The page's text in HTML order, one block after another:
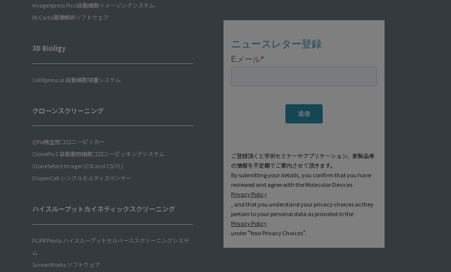
ImageXpress Pico自動細胞イメージングシステム
IN Carta画像解析ソフトウェア
3D Bioligy
CellXpress.ai 自動細胞培養システム
クローンスクリーニング
QPix微生物コロニーピッカー
ClonePix 2 自動動物細胞コロニーピッキングシステム
CloneSelect Imager (CSI and CSI FL)
DispenCell シングルセルディスペンサー
ハイスループットカイネティックスクリーニング
FLIPR Penta ハイスループットセルベーススクリーニングシステ
ム
ScreenWorks ソフトウェア
ご登録頂くと学術セミナーやアプリケーション、新製品等
の情報を不定期でご案内させて頂きます。
By submitting your details, you confirm that you have
reviewed and agree with the Molecular Devices
Privacy Policy
, and that you understand your privacy choices as they
pertain to your personal data as provided in the
Privacy Policy
under “Your Privacy Choices”.